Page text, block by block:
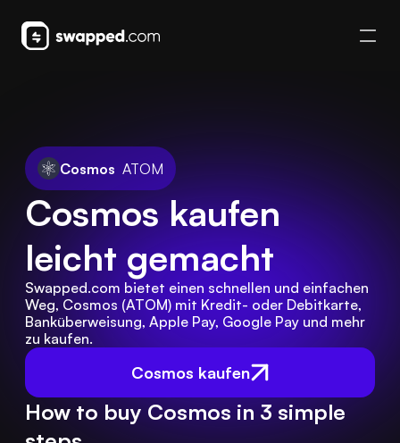
Cosmos ATOM
Cosmos kaufen
leicht gemacht
Cosmos kaufen
Swapped.com bietet einen schnellen und einfachen
Weg, Cosmos (ATOM) mit Kredit- oder Debitkarte,
Banküberweisung, Apple Pay, Google Pay und mehr
zu kaufen.
How to buy Cosmos in 3 simple